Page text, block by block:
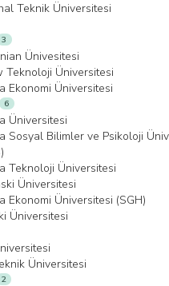
Teknik Üniversitesi
3
Ünivesitesi
Teknoloji Üniversitesi
Ekonomi Üniversitesi
6
Üniversitesi
Sosyal Bilimler ve Psikoloji
Teknoloji Üniversitesi
Üniversitesi
Ekonomi Üniversitesi (SGH)
Üniversitesi
Üniversitesi
2